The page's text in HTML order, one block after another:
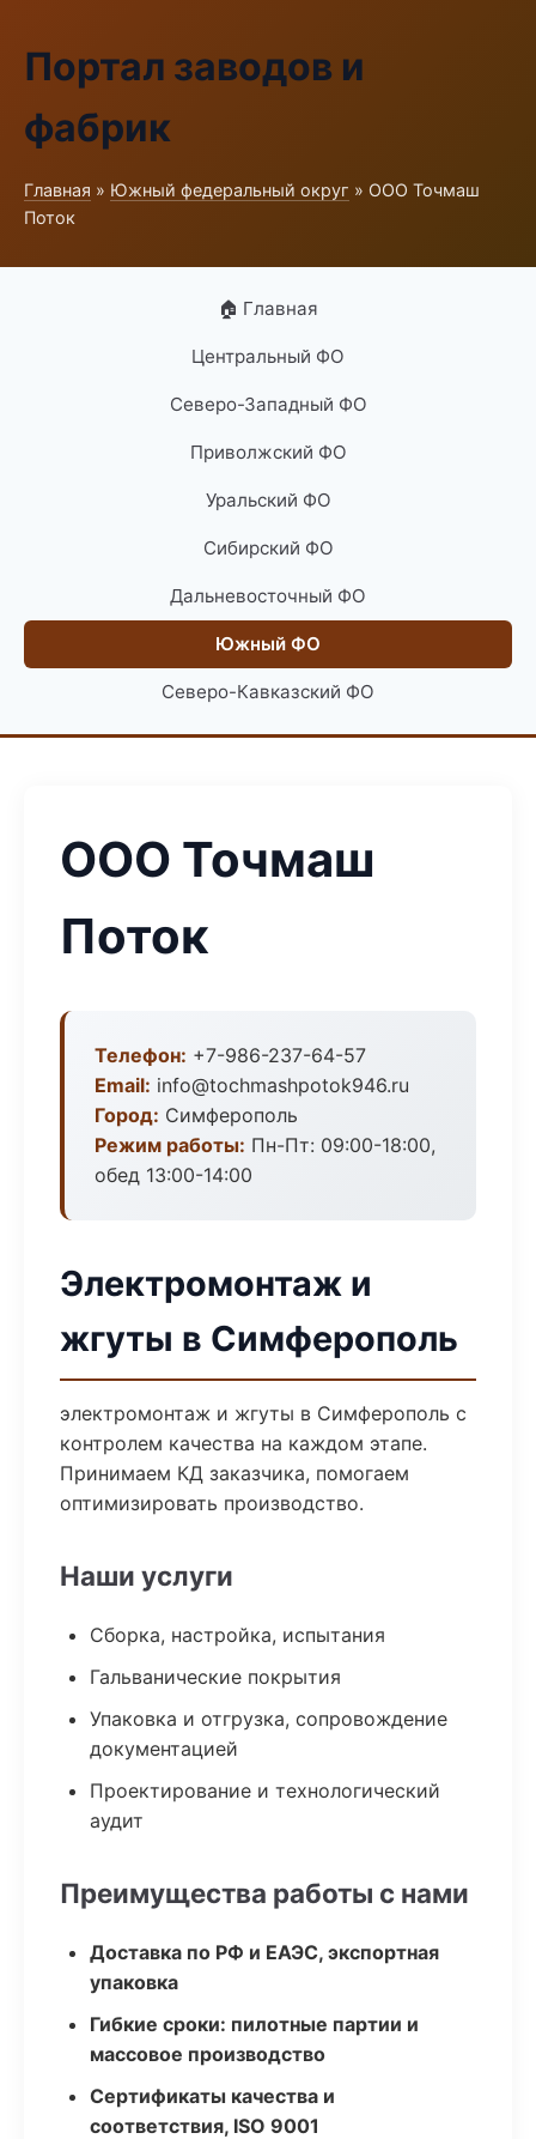
Портал заводов и
фабрик
Главная » Южный федеральный округ » ООО Точмаш
Поток
🏠 Главная
Центральный ФО
Северо-Западный ФО
Приволжский ФО
Уральский ФО
Сибирский ФО
Дальневосточный ФО
Южный ФО
Северо-Кавказский ФО
ООО Точмаш
Поток
Телефон: +7-986-237-64-57
Email: info@tochmashpotok946.ru
Город: Симферополь
Режим работы: Пн-Пт: 09:00-18:00,
обед 13:00-14:00
Электромонтаж и
жгуты в Симферополь
электромонтаж и жгуты в Симферополь с
контролем качества на каждом этапе.
Принимаем КД заказчика, помогаем
оптимизировать производство.
Наши услуги
Сборка, настройка, испытания
Гальванические покрытия
Упаковка и отгрузка, сопровождение
документацией
Проектирование и технологический
аудит
Преимущества работы с нами
Доставка по РФ и ЕАЭС, экспортная
упаковка
Гибкие сроки: пилотные партии и
массовое производство
Сертификаты качества и
соответствия, ISO 9001